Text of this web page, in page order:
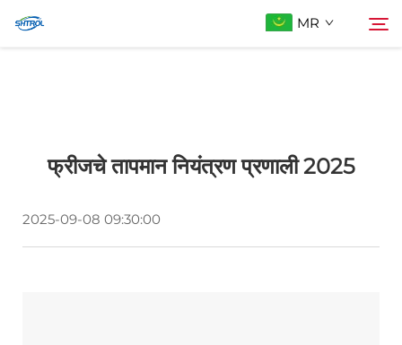
MR
उत्पादे
आम्हाला संपर्क करा
फ्रीजचे तापमान नियंत्रण प्रणाली 2025
2025-09-08 09:30:00